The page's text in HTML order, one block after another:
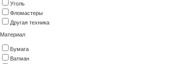
Уголь
Фломастеры
Другая техника
Материал
Бумага
Ватман